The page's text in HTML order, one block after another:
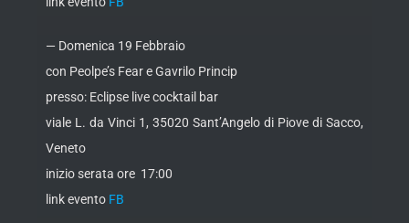
— Domenica 19 Febbraio
con Peolpe’s Fear e Gavrilo Princip
presso: Eclipse live cocktail bar
viale L. da Vinci 1, 35020 Sant’Angelo di Piove di Sacco,
Veneto
inizio serata ore 17:00
link evento FB